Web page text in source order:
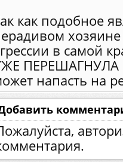
как подобное
хозяине
в самой
ПЕРЕШАГНУЛА
напасть на